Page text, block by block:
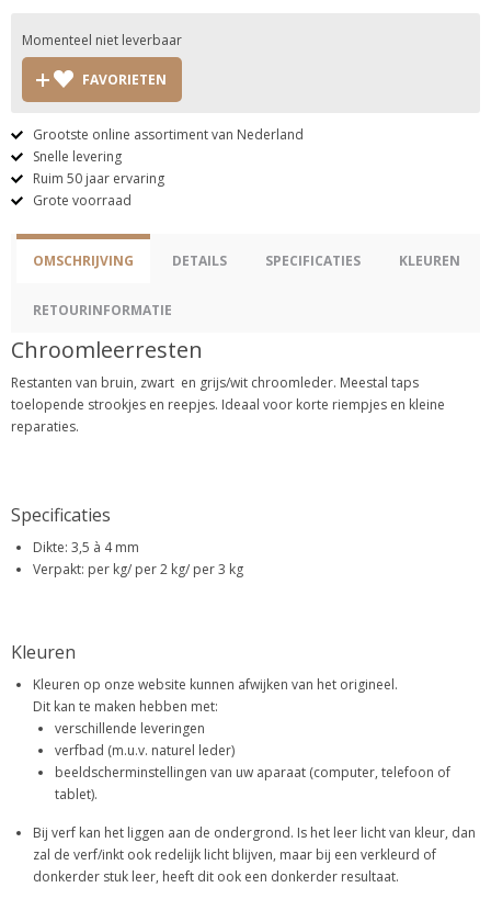
Momenteel niet leverbaar
FAVORIETEN
Grootste online assortiment van Nederland
Snelle levering
Ruim 50 jaar ervaring
Grote voorraad
OMSCHRIJVING DETAILS SPECIFICATIES KLEUREN
RETOURINFORMATIE
Chroomleerresten
Restanten van bruin, zwart en grijs/wit chroomleder. Meestal taps
toelopende strookjes en reepjes. Ideaal voor korte riempjes en kleine
reparaties.
Specificaties
Dikte: 3,5 à 4 mm
Verpakt: per kg/ per 2 kg/ per 3 kg
Kleuren
Kleuren op onze website kunnen afwijken van het origineel.
Dit kan te maken hebben met:
verschillende leveringen
verfbad (m.u.v. naturel leder)
beeldscherminstellingen van uw aparaat (computer, telefoon of
tablet).
Bij verf kan het liggen aan de ondergrond. Is het leer licht van kleur, dan
zal de verf/inkt ook redelijk licht blijven, maar bij een verkleurd of
donkerder stuk leer, heeft dit ook een donkerder resultaat.